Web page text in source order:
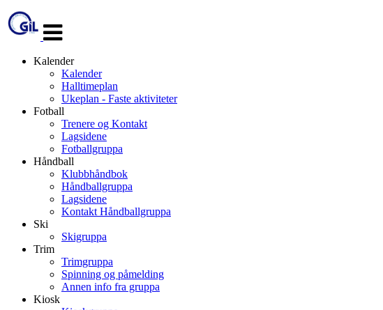
navigasjon
Kalender
Kalender
Halltimeplan
Ukeplan - Faste aktiviteter
Fotball
Trenere og Kontakt
Lagsidene
Fotballgruppa
Håndball
Klubbhåndbok
Håndballgruppa
Lagsidene
Kontakt Håndballgruppa
Ski
Skigruppa
Trim
Trimgruppa
Spinning og påmelding
Annen info fra gruppa
Kiosk